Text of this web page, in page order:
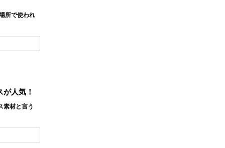
所で使われ
人気！
素材と言う